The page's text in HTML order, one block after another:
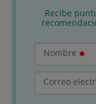
Recibe
Nombre
Correo